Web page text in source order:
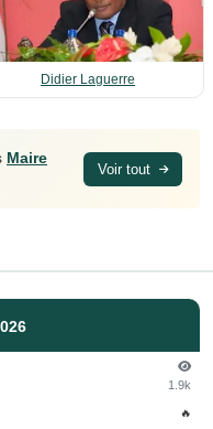
Didier Laguerre
Maire
Voir tout
1.9k
🔥